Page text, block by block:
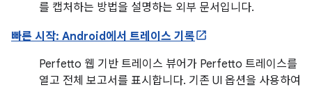
를 캡처하는 방법을 설명하는 외부 문서입니다.
빠른 시작: Android에서 트레이스 기록
Perfetto 웹 기반 트레이스 뷰어가 Perfetto 트레이스를
열고 전체 보고서를 표시합니다. 기존 UI 옵션을 사용하여